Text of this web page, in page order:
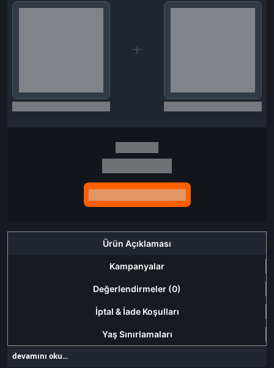
Ürün Açıklaması
Kampanyalar
Değerlendirmeler (0)
İptal & İade Koşulları
Yaş Sınırlamaları
devamını oku...